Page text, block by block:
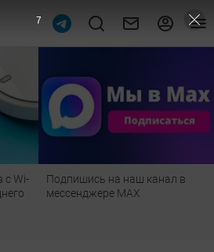
в
Рейтинг телевизоров
лучшие модели для
6